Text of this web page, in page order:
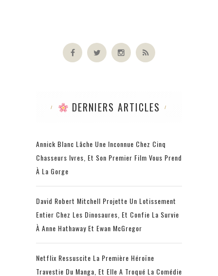
DERNIERS ARTICLES
Annick Blanc Lâche Une Inconnue Chez Cinq
Chasseurs Ivres, Et Son Premier Film Vous Prend
À La Gorge
David Robert Mitchell Projette Un Lotissement
Entier Chez Les Dinosaures, Et Confie La Survie
À Anne Hathaway Et Ewan McGregor
Netflix Ressuscite La Première Héroïne
Travestie Du Manga, Et Elle A Troqué La Comédie